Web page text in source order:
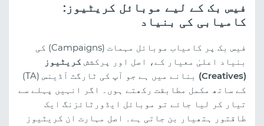
فیس بک کے لیے موبائل کریٹیوز:
کامیابی کی بنیاد
فیس بک پر کامیاب موبائل مہمات (Campaigns) کی
بنیاد اعلیٰ معیار کے، اصل اور پرکشش کریٹیوز
(Creatives)
بنانے میں ہے جو آپ کی ٹارگٹ آڈینس (TA)
کے ساتھ مکمل مطابقت رکھتے ہوں۔ اگر انہیں پہلے سے
تیار کر لیا جائے تو موبائل ایڈورٹائزنگ ایک
طاقتور ہتھیار بن جاتی ہے۔ اصل مہارت ان کریٹیوز